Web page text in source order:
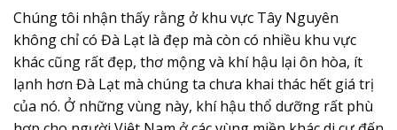
Chúng tôi nhận thấy rằng ở khu vực Tây Nguyên
không chỉ có Đà Lạt là đẹp mà còn có nhiều khu vực
khác cũng rất đẹp, thơ mộng và khí hậu lại ôn hòa, ít
lạnh hơn Đà Lạt mà chúng ta chưa khai thác hết giá trị
của nó. Ở những vùng này, khí hậu thổ dưỡng rất phù